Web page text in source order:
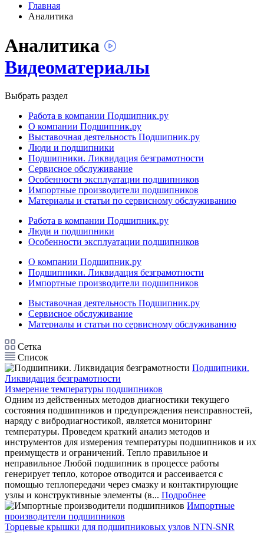
Главная
Аналитика
Аналитика
Видеоматериалы
Выбрать раздел
Работа в компании Подшипник.ру
О компании Подшипник.ру
Выставочная деятельность Подшипник.ру
Люди и подшипники
Подшипники. Ликвидация безграмотности
Сервисное обслуживание
Особенности эксплуатации подшипников
Импортные производители подшипников
Материалы и статьи по сервисному обслуживанию
Работа в компании Подшипник.ру
Люди и подшипники
Особенности эксплуатации подшипников
О компании Подшипник.ру
Подшипники. Ликвидация безграмотности
Импортные производители подшипников
Выставочная деятельность Подшипник.ру
Сервисное обслуживание
Материалы и статьи по сервисному обслуживанию
Сетка
Список
Подшипники.
Ликвидация безграмотности
Измерение температуры подшипников
Одним из действенных методов диагностики текущего
состояния подшипников и предупреждения неисправностей,
наряду с вибродиагностикой, является мониторинг
температуры. Проведем краткий анализ методов и
инструментов для измерения температуры подшипников и их
преимуществ и ограничений. Тепло правильное и
неправильное Любой подшипник в процессе работы
генерирует тепло, которое отводится и рассеивается с
помощью теплопередачи через смазку и контактирующие
узлы и конструктивные элементы (в... Подробнее
Импортные
производители подшипников
Торцевые крышки для подшипниковых узлов NTN-SNR